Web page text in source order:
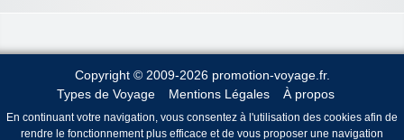
Copyright © 2009-2026 promotion-voyage.fr.
Types de Voyage
Mentions Légales À propos
En continuant votre navigation, vous consentez à l'utilisation des cookies afin de
rendre le fonctionnement plus efficace et de vous proposer une navigation